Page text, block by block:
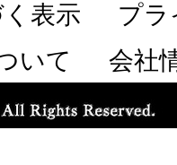
表示
プラ
いて
会社